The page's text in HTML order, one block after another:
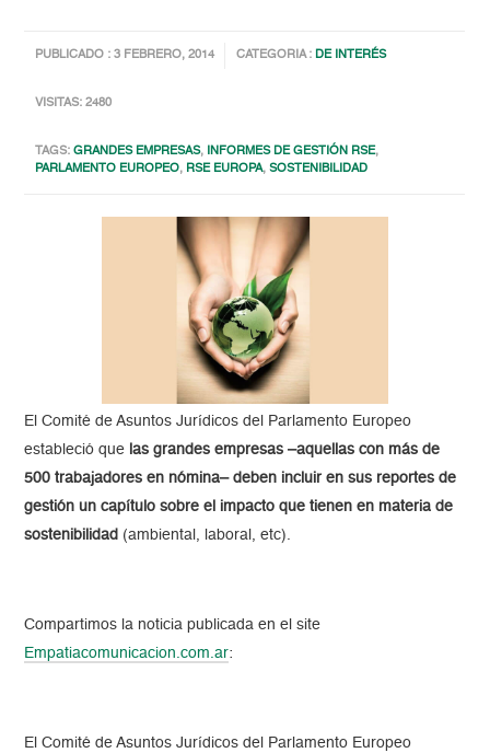
PUBLICADO : 3 FEBRERO, 2014 CATEGORIA :DE INTERÉS
VISITAS: 2480
TAGS:GRANDES EMPRESAS, INFORMES DE GESTIÓN RSE,
PARLAMENTO EUROPEO, RSE EUROPA,SOSTENIBILIDAD
El Comité de Asuntos Jurídicos del Parlamento Europeo
estableció que las grandes empresas –aquellas con más de
500 trabajadores en nómina– deben incluir en sus reportes de
gestión un capítulo sobre el impacto que tienen en materia de
sostenibilidad (ambiental, laboral, etc).
Compartimos la noticia publicada en el site
Empatiacomunicacion.com.ar:
El Comité de Asuntos Jurídicos del Parlamento Europeo